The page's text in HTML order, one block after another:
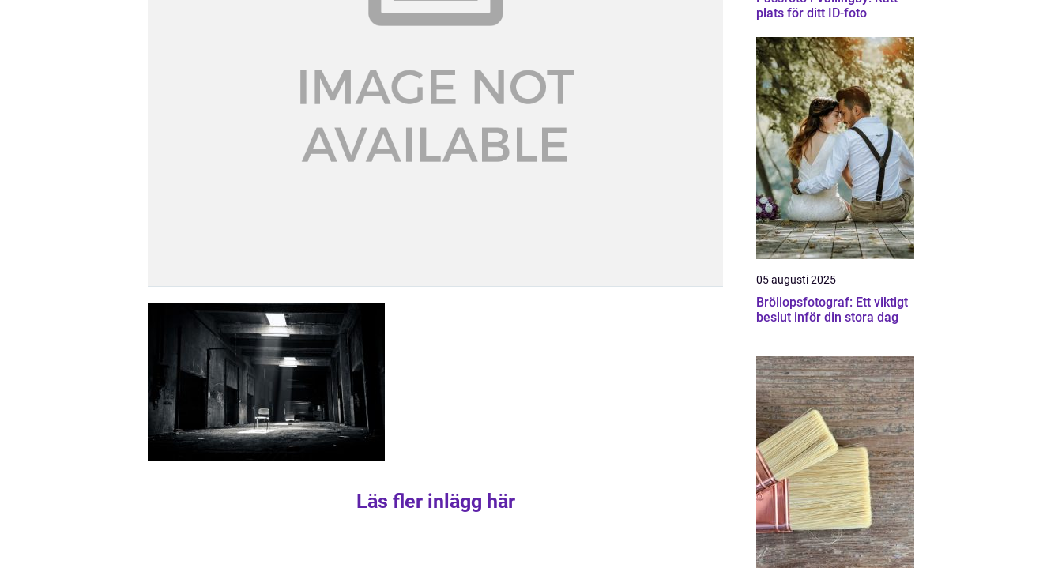
Läs fler inlägg här
plats för ditt ID-foto
05 augusti 2025
Bröllopsfotograf: Ett viktigt
beslut inför din stora dag